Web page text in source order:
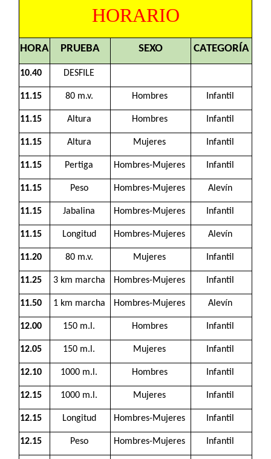
HORARIO
HORA PRUEBA SEXO CATEGORÍA
10.40 DESFILE
11.15 80 m.v. Hombres Infantil
11.15 Altura Hombres Infantil
11.15 Altura Mujeres Infantil
11.15 Pertiga Hombres-Mujeres Infantil
11.15 Peso Hombres-Mujeres Alevín
11.15 Jabalina Hombres-Mujeres Infantil
11.15 Longitud Hombres-Mujeres Alevín
11.20 80 m.v. Mujeres Infantil
11.25 3 km marcha Hombres-Mujeres Infantil
11.50 1 km marcha Hombres-Mujeres Alevín
12.00 150 m.l. Hombres Infantil
12.05 150 m.l. Mujeres Infantil
12.10 1000 m.l. Hombres Infantil
12.15 1000 m.l. Mujeres Infantil
12.15 Longitud Hombres-Mujeres Infantil
12.15 Peso Hombres-Mujeres Infantil